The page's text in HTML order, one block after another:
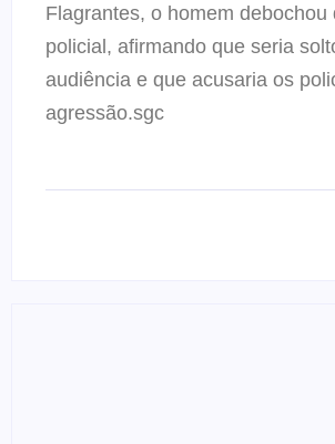
Flagrantes, o homem debochou
policial, afirmando que seria
audiência e que acusaria os
agressão.sgc